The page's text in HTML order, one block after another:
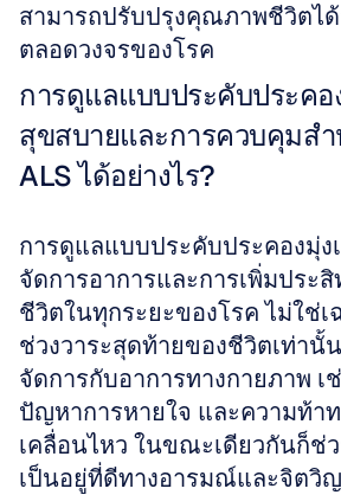
สามารถปรับปรุงคุณภาพชีวิตไ
ตลอดวงจรของโรค
การดูแลแบบประคับประคอ
สุขสบายและการควบคุมส
ALS ได้อย่างไร?
การดูแลแบบประคับประคองมุ่ง
จัดการอาการและการเพิ่มประ
ชีวิตในทุกระยะของโรค ไม่ใช่
ช่วงวาระสุดท้ายของชีวิตเท่านั้
จัดการกับอาการทางกายภาพ เ
ปัญหาการหายใจ และความท้า
เคลื่อนไหว ในขณะเดียวกันก็ช่
เป็นอยู่ที่ดีทางอารมณ์และจิต